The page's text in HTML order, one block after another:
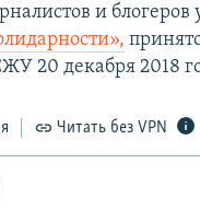
и блогеров
20 декабря 2018
Читать без VPN